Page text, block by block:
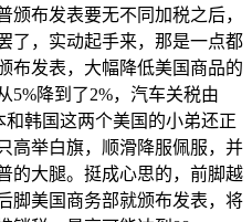
颁布发表要无不同加税之后，
了，实动起手来，那是一点都
布发表，大幅降低美国商品的
5%降到了2%，汽车关税由
和韩国这两个美国的小弟还正
高举白旗，顺滑降服佩服，并
的大腿。挺成心思的，前脚越
脚美国商务部就颁布发表，将